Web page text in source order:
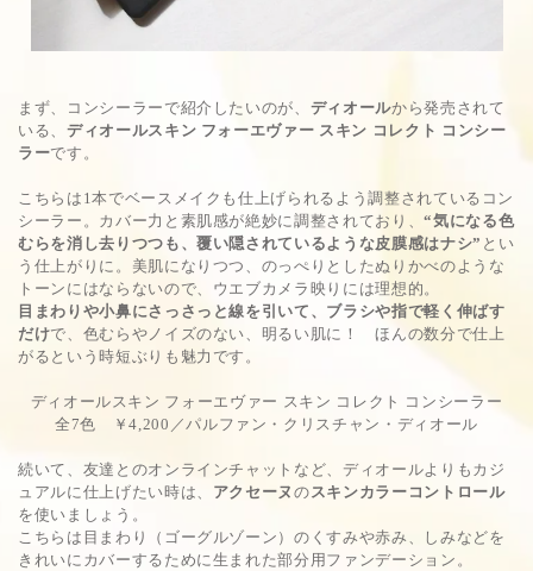
まず、コンシーラーで紹介したいのが、 ディオールから発売されて
いる、 ディオールスキン フォーエヴァー スキン コレクト コンシー
ラーです。
こちらは1本でベースメイクも仕上げられるよう調整されているコン
シーラー。カバー力と素肌感が絶妙に調整されており、“気になる色
むらを消し去りつつも、覆い隠されているような皮膜感はナシ” とい
う仕上がりに。美肌になりつつ、のっぺりとしたぬりかべのような
トーンにはならないので、ウエブカメラ映りには理想的。
目まわりや小鼻にさっさっと線を引いて、ブラシや指で軽く伸ばす
だけで、色むらやノイズのない、明るい肌に！ ほんの数分で仕上
がるという時短ぶりも魅力です。
ディオールスキン フォーエヴァー スキン コレクト コンシーラー
全7色 ￥4,200／パルファン・クリスチャン・ディオール
続いて、友達とのオンラインチャットなど、ディオールよりもカジ
ュアルに仕上げたい時は、 アクセーヌの スキンカラーコントロール
を使いましょう。
こちらは目まわり（ゴーグルゾーン）のくすみや赤み、しみなどを
きれいにカバーするために生まれた部分用ファンデーション。